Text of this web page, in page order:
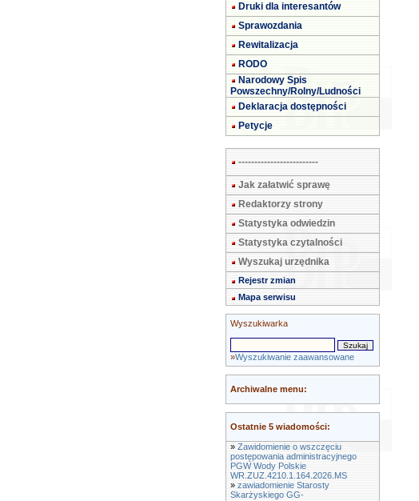
Druki dla interesantów
Sprawozdania
Rewitalizacja
RODO
Narodowy Spis
Powszechny/Rolny/Ludności
Deklaracja dostępności
Petycje
-------------------------
Jak załatwić sprawę
Redaktorzy strony
Statystyka odwiedzin
Statystyka czytalności
Wyszukaj urzędnika
Rejestr zmian
Mapa serwisu
Wyszukiwarka
»Wyszukiwanie zaawansowane
Archiwalne menu:
Ostatnie 5 wiadomości:
» Zawidomienie o wszczęciu
postępowania administracyjnego
PGW Wody Polskie
WR.ZUZ.4210.1.164.2026.MS
» zawiadomienie Starosty
Skarżyskiego GG-